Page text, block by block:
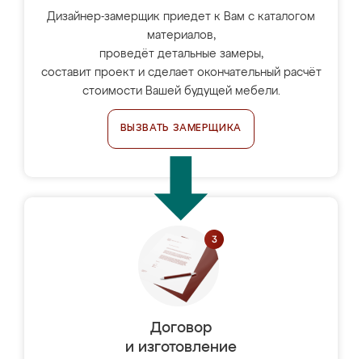
Дизайнер-замерщик приедет к Вам с каталогом
материалов,
проведёт детальные замеры,
составит проект и сделает окончательный расчёт
стоимости Вашей будущей мебели.
ВЫЗВАТЬ ЗАМЕРЩИКА
Договор
и изготовление